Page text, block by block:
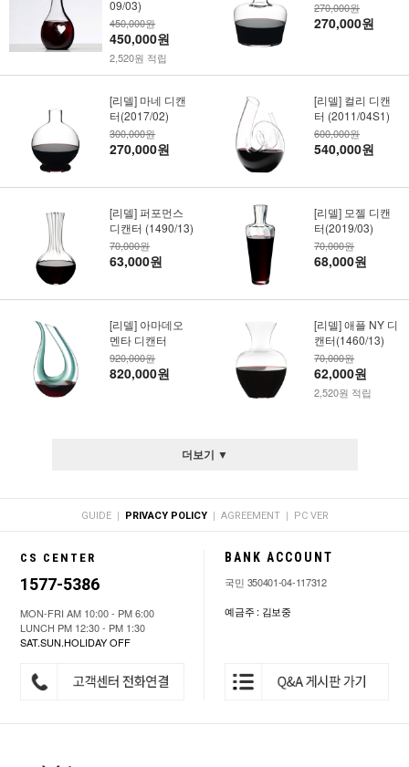
09/03)
450,000원
450,000원
2,520원 적립
270,000원
270,000원
[리델] 마네 디캔
터(2017/02)
300,000원
270,000원
[리델] 컬리 디캔
터 (2011/04S1)
600,000원
540,000원
[리델] 퍼포먼스
디캔터 (1490/13)
70,000원
63,000원
[리델] 모젤 디캔
터(2019/03)
70,000원
68,000원
[리델] 아마데오
멘타 디캔터
920,000원
820,000원
[리델] 애플 NY 디
캔터(1460/13)
70,000원
62,000원
2,520원 적립
더보기 ▼
GUIDE | PRIVACY POLICY | AGREEMENT | PC VER
CS CENTER
1577-5386
MON-FRI AM 10:00 - PM 6:00
LUNCH PM 12:30 - PM 1:30
SAT.SUN.HOLIDAY OFF
BANK ACCOUNT
국민 350401-04-117312
예금주 : 김보중